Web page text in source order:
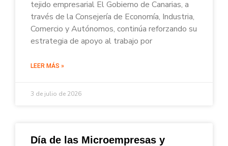
tejido empresarial El Gobierno de Canarias, a
través de la Consejería de Economía, Industria,
Comercio y Autónomos, continúa reforzando su
estrategia de apoyo al trabajo por
LEER MÁS »
3 de julio de 2026
Día de las Microempresas y